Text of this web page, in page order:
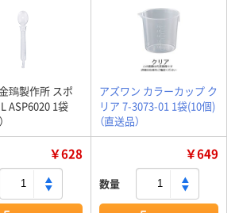
鵄製作所 スポ
ASP6020 1袋
アズワン カラーカップ ク
リア 7-3073-01 1袋(10個)
（直送品）
￥628 ￥649
数量